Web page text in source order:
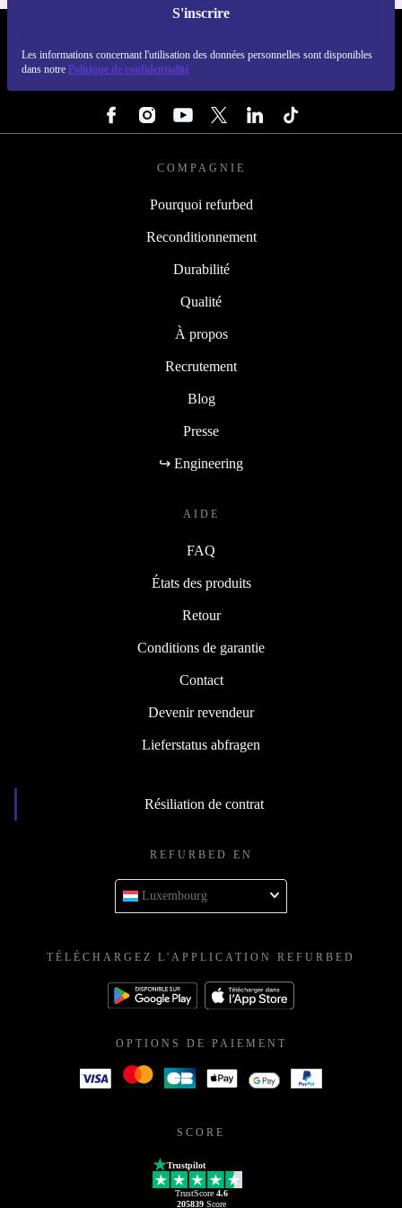
S'inscrire
Les informations concernant l'utilisation des données personnelles sont disponibles
dans notre Politique de confidentialité
COMPAGNIE
Pourquoi refurbed
Reconditionnement
Durabilité
Qualité
À propos
Recrutement
Blog
Presse
↪ Engineering
AIDE
FAQ
États des produits
Retour
Conditions de garantie
Contact
Devenir revendeur
Lieferstatus abfragen
Résiliation de contrat
REFURBED EN
Luxembourg
TÉLÉCHARGEZ L'APPLICATION REFURBED
OPTIONS DE PAIEMENT
SCORE
Trustpilot
TrustScore 4.6
205839Score